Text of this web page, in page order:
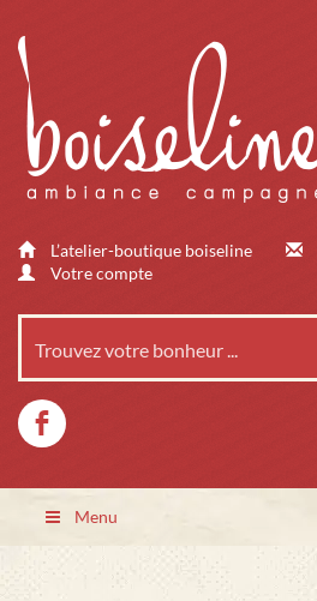
L’atelier-boutique boiseline
Votre compte
Menu